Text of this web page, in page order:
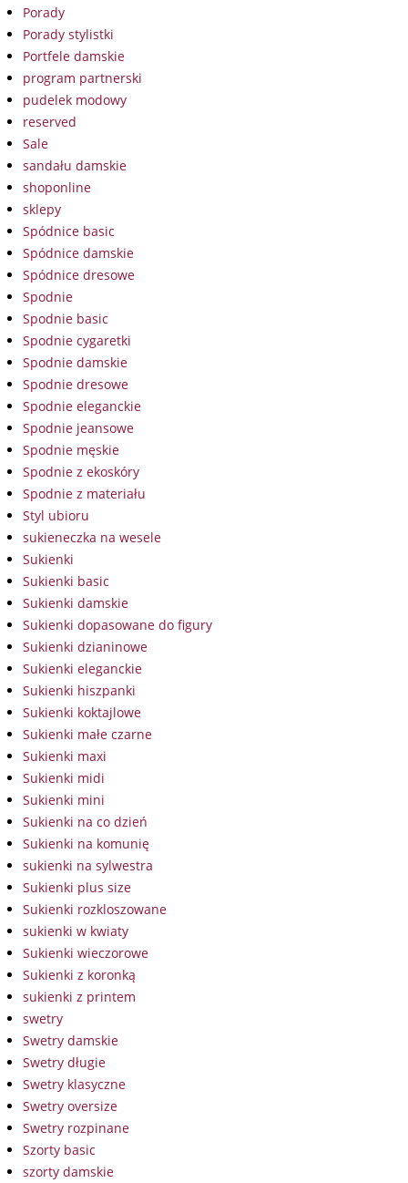
Porady
Porady stylistki
Portfele damskie
program partnerski
pudelek modowy
reserved
Sale
sandału damskie
shoponline
sklepy
Spódnice basic
Spódnice damskie
Spódnice dresowe
Spodnie
Spodnie basic
Spodnie cygaretki
Spodnie damskie
Spodnie dresowe
Spodnie eleganckie
Spodnie jeansowe
Spodnie męskie
Spodnie z ekoskóry
Spodnie z materiału
Styl ubioru
sukieneczka na wesele
Sukienki
Sukienki basic
Sukienki damskie
Sukienki dopasowane do figury
Sukienki dzianinowe
Sukienki eleganckie
Sukienki hiszpanki
Sukienki koktajlowe
Sukienki małe czarne
Sukienki maxi
Sukienki midi
Sukienki mini
Sukienki na co dzień
Sukienki na komunię
sukienki na sylwestra
Sukienki plus size
Sukienki rozkloszowane
sukienki w kwiaty
Sukienki wieczorowe
Sukienki z koronką
sukienki z printem
swetry
Swetry damskie
Swetry długie
Swetry klasyczne
Swetry oversize
Swetry rozpinane
Szorty basic
szorty damskie